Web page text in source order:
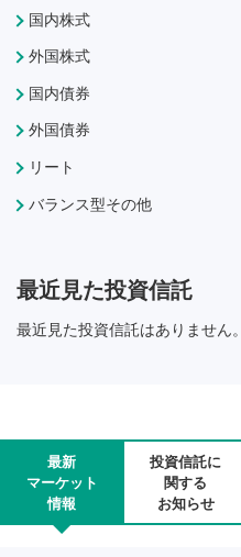
国内株式
外国株式
国内債券
外国債券
リート
バランス型その他
最近見た投資信託
最近見た投資信託はありません。
最新
マーケット
情報
投資信託に
関する
お知らせ